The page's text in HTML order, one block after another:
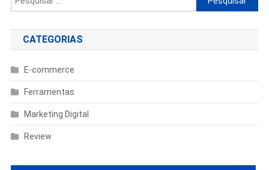
por:
CATEGORIAS
E-commerce
Ferramentas
Marketing Digital
Review